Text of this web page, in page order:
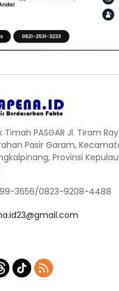
PASGAR Jl. Tiram
Pasir Garam,
Provinsi
3656/0823-9208-4488